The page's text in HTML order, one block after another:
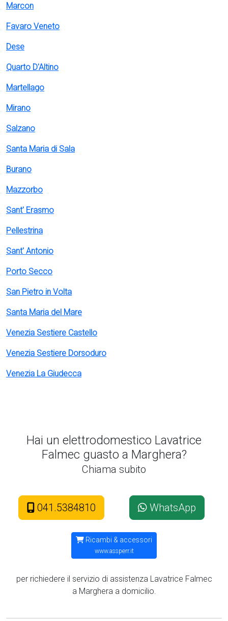
Marcon
Favaro Veneto
Dese
Quarto D'Altino
Martellago
Mirano
Salzano
Santa Maria di Sala
Burano
Mazzorbo
Sant' Erasmo
Pellestrina
Sant' Antonio
Porto Secco
San Pietro in Volta
Santa Maria del Mare
Venezia Sestiere Castello
Venezia Sestiere Dorsoduro
Venezia La Giudecca
Hai un elettrodomestico Lavatrice
Falmec guasto a Marghera?
Chiama subito
041.5384810 WhatsApp
Ricambi & accessori
www.assperr.it
per richiedere il servizio di assistenza Lavatrice Falmec
a Marghera a domicilio.